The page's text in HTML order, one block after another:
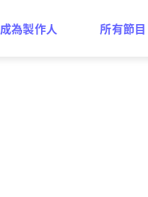
成為製作人 所有節目